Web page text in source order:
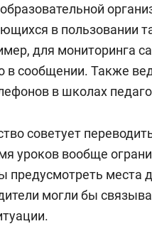
в пользовании
для мониторинга
в сообщении. Также
в школах
советует
уроков вообще
места
могли бы